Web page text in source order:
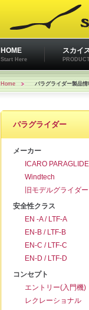
HOME
Start Here
スカイ
Home パラグライダー製品情
パラグライダー
メーカー
ICARO
Windtech
旧モデルグライダー
安全性クラス
EN -A / LTF-A
EN-B / LTF-B
EN-C / LTF-C
EN-D / LTF-D
コンセプト
エントリー(入門機)
レクレーショナル